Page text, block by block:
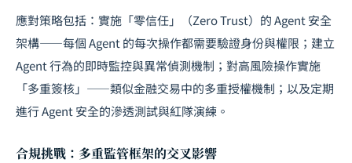
應對策略包括：實施「零信任」（Zero Trust）的 Agent 安全
架構——每個 Agent 的每次操作都需要驗證身份與權限；建立
Agent 行為的即時監控與異常偵測機制；對高風險操作實施
「多重簽核」——類似金融交易中的多重授權機制；以及定期
進行 Agent 安全的滲透測試與紅隊演練。
合規挑戰：多重監管框架的交叉影響